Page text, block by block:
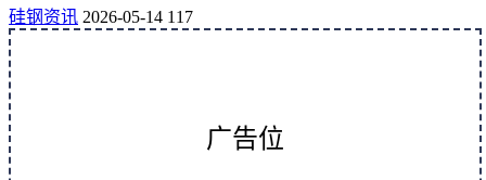
硅钢资讯 2026-05-14 117
广告位